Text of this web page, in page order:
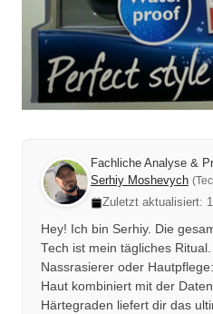
Fachliche Analyse &
Serhiy Moshevych
Zuletzt aktualisiert:
Hey! Ich bin Serhiy. Die
Tech ist mein tägliches
Nassrasierer oder
Haut kombiniert mit der
Härtegraden liefert dir das